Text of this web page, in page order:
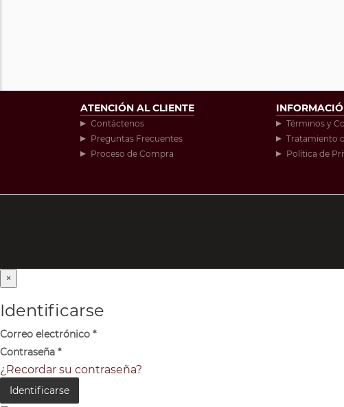
ATENCIÓN AL CLIENTE
Contáctenos
Preguntas Frecuentes
Proceso de Compra
Términos y
Tratamiento
Política de
×
Identificarse
Correo electrónico *
Contraseña *
¿Recordar su contraseña?
Identificarse